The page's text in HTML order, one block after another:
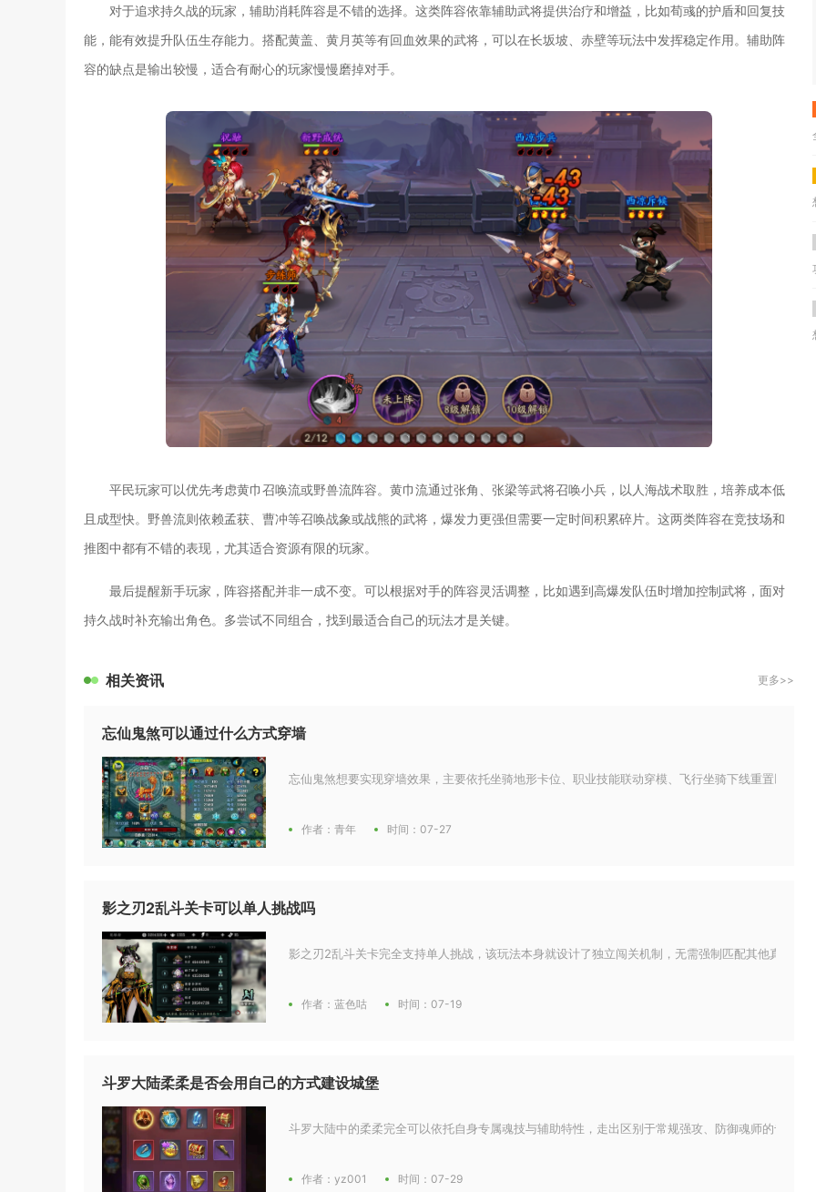
对于追求持久战的玩家，辅助消耗阵容是不错的选择。这类阵容依靠辅助武将提供治疗和增益，比如荀彧的护盾和回复技
能，能有效提升队伍生存能力。搭配黄盖、黄月英等有回血效果的武将，可以在长坂坡、赤壁等玩法中发挥稳定作用。辅助阵
容的缺点是输出较慢，适合有耐心的玩家慢慢磨掉对手。
平民玩家可以优先考虑黄巾召唤流或野兽流阵容。黄巾流通过张角、张梁等武将召唤小兵，以人海战术取胜，培养成本低
且成型快。野兽流则依赖孟获、曹冲等召唤战象或战熊的武将，爆发力更强但需要一定时间积累碎片。这两类阵容在竞技场和
推图中都有不错的表现，尤其适合资源有限的玩家。
最后提醒新手玩家，阵容搭配并非一成不变。可以根据对手的阵容灵活调整，比如遇到高爆发队伍时增加控制武将，面对
持久战时补充输出角色。多尝试不同组合，找到最适合自己的玩法才是关键。
相关资讯 更多>>
忘仙鬼煞可以通过什么方式穿墙
忘仙鬼煞想要实现穿墙效果，主要依托坐骑地形卡位、职业技能联动穿模、飞行坐骑下线重置以及断
作者：青年 时间：07-27
影之刃2乱斗关卡可以单人挑战吗
影之刃2乱斗关卡完全支持单人挑战，该玩法本身就设计了独立闯关机制，无需强制匹配其他真实玩
作者：蓝色咕 时间：07-19
斗罗大陆柔柔是否会用自己的方式建设城堡
斗罗大陆中的柔柔完全可以依托自身专属魂技与辅助特性，走出区别于常规强攻、防御魂师的专属城
作者：yz001 时间：07-29